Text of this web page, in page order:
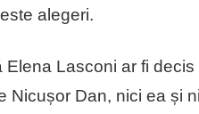
alegeri.
Lasconi ar fi
Dan, nici ea și